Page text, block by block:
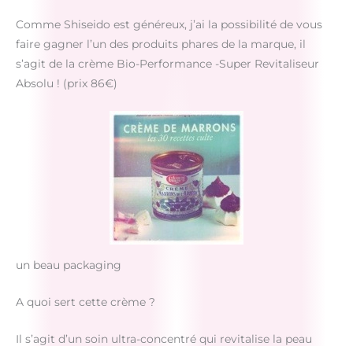
Comme Shiseido est généreux, j’ai la possibilité de vous
faire gagner l’un des produits phares de la marque, il
s’agit de la crème Bio-Performance -Super Revitaliseur
Absolu ! (prix 86€)
un beau packaging
A quoi sert cette crème ?
Il s’agit d’un soin ultra-concentré qui revitalise la peau